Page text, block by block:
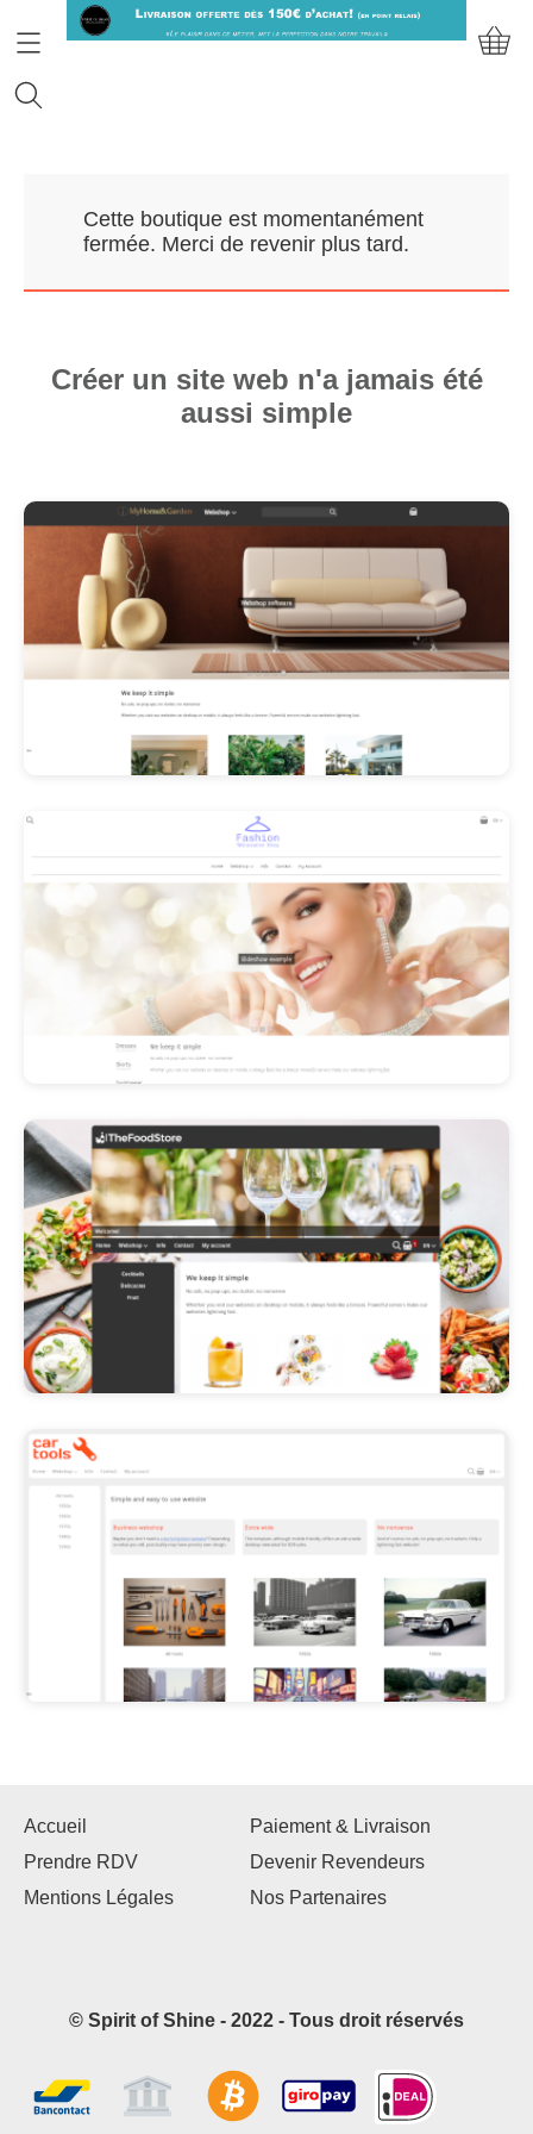
Prendre RDV
Nos Marques
Contact
E-Boutique
Les Promos!
Polishangel Belgium
Cette boutique est momentanément
fermée. Merci de revenir plus tard.
Créer un site web n'a jamais été
aussi simple
Accueil
Paiement & Livraison
Prendre RDV
Devenir Revendeurs
Mentions Légales
Nos Partenaires
© Spirit of Shine - 2022 - Tous droit réservés